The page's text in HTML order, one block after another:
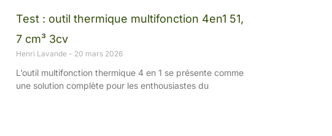
Test : outil thermique multifonction 4en1 51,
7 cm³ 3cv
Henri Lavande 20 mars 2026
L’outil multifonction thermique 4 en 1 se présente comme
une solution complète pour les enthousiastes du